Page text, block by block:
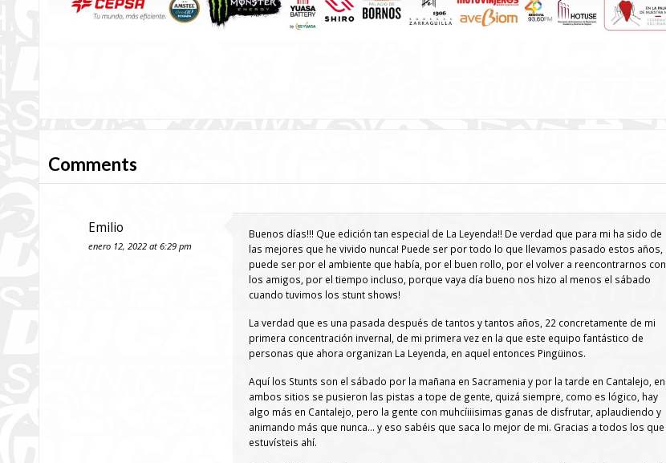
Comments
Emilio
enero 12, 2022 at 6:29 pm
Buenos días!!! Que edición tan especial de La Leyenda!! De verdad que para mi ha sido de
las mejores que he vivido nunca! Puede ser por todo lo que llevamos pasado estos años,
puede ser por el ambiente que había, por el buen rollo, por el volver a reencontrarnos con
los amigos, por el tiempo incluso, porque vaya día bueno nos hizo al menos el sábado
cuando tuvimos los stunt shows!
La verdad que es una pasada después de tantos y tantos años, 22 concretamente de mi
primera concentración invernal, de mi primera vez en la que este equipo fantástico de
personas que ahora organizan La Leyenda, en aquel entonces Pingüinos.
Aquí los Stunts son el sábado por la mañana en Sacramenia y por la tarde en Cantalejo, en
ambos sitios se pusieron las pistas a tope de gente, quizá siempre, como es lógico, hay
algo más en Cantalejo, pero la gente con muhcíiiisimas ganas de disfrutar, aplaudiendo y
animando más que nunca… y eso sabéis que saca lo mejor de mi. Gracias a todos los que
estuvísteis ahí.